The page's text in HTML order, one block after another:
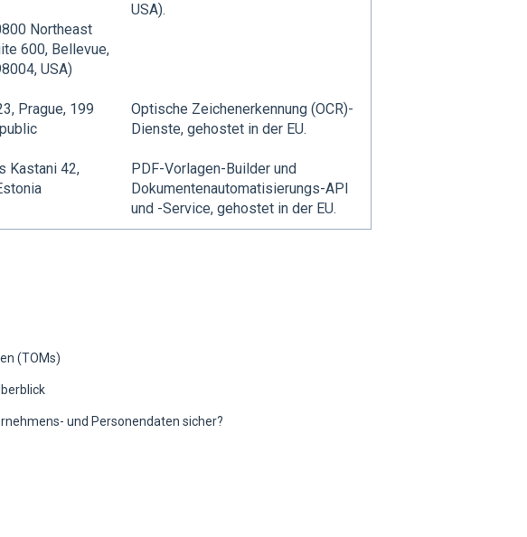
Northeast
600, Bellevue,
USA)
USA).
Prague, 199
Optische Zeichenerkennung (OCR)-
Dienste, gehostet in der EU.
Kastani 42,
PDF-Vorlagen-Builder und
Dokumentenautomatisierungs-API
und -Service, gehostet in der EU.
(TOMs)
und Personendaten sicher?